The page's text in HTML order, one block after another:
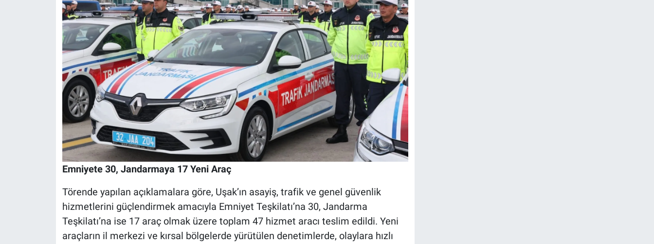
Emniyete 30, Jandarmaya 17 Yeni Araç
Törende yapılan açıklamalara göre, Uşak’ın asayiş, trafik ve genel güvenlik
hizmetlerini güçlendirmek amacıyla Emniyet Teşkilatı’na 30, Jandarma
Teşkilatı’na ise 17 araç olmak üzere toplam 47 hizmet aracı teslim edildi. Yeni
araçların il merkezi ve kırsal bölgelerde yürütülen denetimlerde, olaylara hızlı